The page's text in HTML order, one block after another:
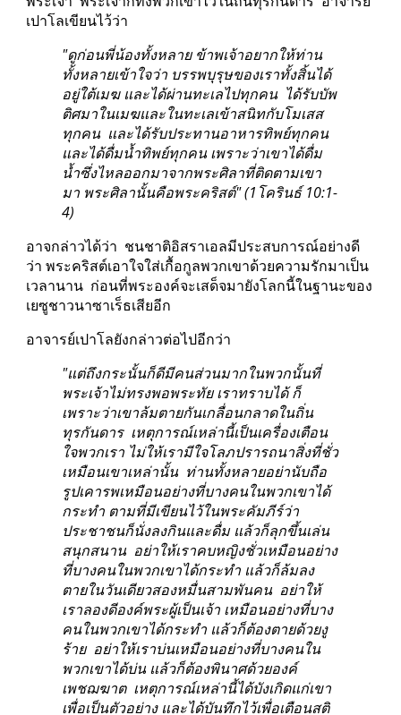
เปาโลเขียนไว้ว่า
"ดูก่อนพี่น้องทั้งหลาย ข้าพเจ้าอยากให้ท่าน
ทั้งหลายเข้าใจว่า บรรพบุรุษของเราทั้งสิ้นได้
อยู่ใต้เมฆ และได้ผ่านทะเลไปทุกคน  ได้รับบัพ
ติศมาในเมฆและในทะเลเข้าสนิทกับโมเสส
ทุกคน  และได้รับประทานอาหารทิพย์ทุกคน
และได้ดื่มน้ำทิพย์ทุกคน เพราะว่าเขาได้ดื่ม
น้ำซึ่งไหลออกมาจากพระศิลาที่ติดตามเขา
มา พระศิลานั้นคือพระคริสต์" (1โครินธ์ 10:1-
4)
อาจกล่าวได้ว่า  ชนชาติอิสราเอลมีประสบการณ์อย่างดี
ว่า พระคริสต์เอาใจใส่เกื้อกูลพวกเขาด้วยความรักมาเป็น
เวลานาน  ก่อนที่พระองค์จะเสด็จมายังโลกนี้ในฐานะของ
เยซูชาวนาซาเร็ธเสียอีก
อาจารย์เปาโลยังกล่าวต่อไปอีกว่า
"แต่ถึงกระนั้นก็ดีมีคนส่วนมากในพวกนั้นที่
พระเจ้าไม่ทรงพอพระทัย เราทราบได้ ก็
เพราะว่าเขาล้มตายกันเกลื่อนกลาดในถิ่น
ทุรกันดาร  เหตุการณ์เหล่านี้เป็นเครื่องเตือน
ใจพวกเรา ไม่ให้เรามีใจโลภปรารถนาสิ่งที่ชั่ว
เหมือนเขาเหล่านั้น  ท่านทั้งหลายอย่านับถือ
รูปเคารพเหมือนอย่างที่บางคนในพวกเขาได้
กระทำ ตามที่มีเขียนไว้ในพระคัมภีร์ว่า
ประชาชนก็นั่งลงกินและดื่ม แล้วก็ลุกขึ้นเล่น
สนุกสนาน  อย่าให้เราคบหญิงชั่วเหมือนอย่าง
ที่บางคนในพวกเขาได้กระทำ แล้วก็ล้มลง
ตายในวันเดียวสองหมื่นสามพันคน  อย่าให้
เราลองดีองค์พระผู้เป็นเจ้า เหมือนอย่างที่บาง
คนในพวกเขาได้กระทำ แล้วก็ต้องตายด้วยงู
ร้าย  อย่าให้เราบ่นเหมือนอย่างที่บางคนใน
พวกเขาได้บ่น แล้วก็ต้องพินาศด้วยองค์
เพชฌฆาต  เหตุการณ์เหล่านี้ได้บังเกิดแก่เขา
เพื่อเป็นตัวอย่าง และได้บันทึกไว้เพื่อเตือนสติ